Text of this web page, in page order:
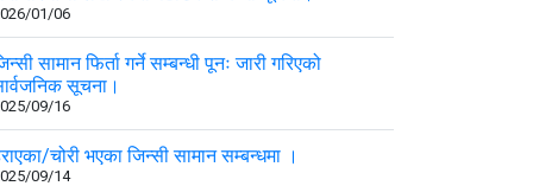
01/06
सामान फिर्ता गर्ने सम्बन्धी पूनः जारी गरिएको
सूचना।
09/16
चोरी भएका जिन्सी सामान सम्बन्धमा ।
09/14